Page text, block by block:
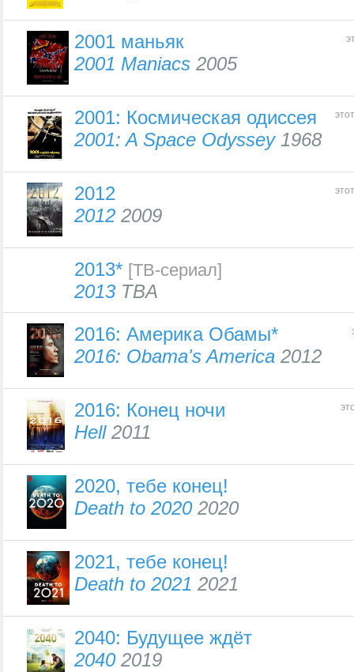
2001 маньяк
2001 Maniacs 2005
2001: Космическая одиссея
2001: A Space Odyssey1968
2012
2012 2009
2013* [ТВ-сериал]
2013 TBA
2016: Америка Обамы*
2016: Obama's America 2012
2016: Конец ночи
Hell2011
2020, тебе конец!
Death to 20202020
2021, тебе конец!
Death to 2021 2021
2040: Будущее ждёт
20402019